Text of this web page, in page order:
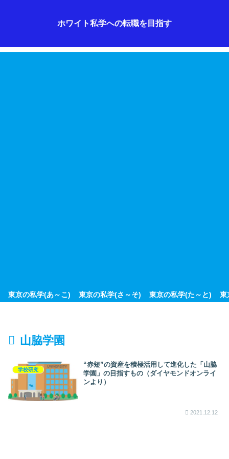
ホワイト私学への転職を目指す
東京の私学(あ～こ) 東京の私学(さ～そ) 東京の私学(た～と) 東
山脇学園
学校研究
“赤短”の資産を積極活用して進化した「山脇
学園」の目指すもの（ダイヤモンドオンライ
ンより）
2021.12.12